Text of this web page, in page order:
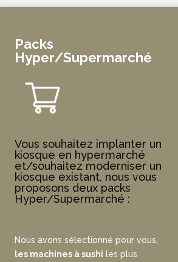
Packs
Hyper/Supermarché
Vous souhaitez implanter un
kiosque en hypermarché
et/souhaitez moderniser un
kiosque existant, nous vous
proposons deux packs
Hyper/Supermarché :
Nous avons sélectionné pour vous,
les machines à sushi les plus